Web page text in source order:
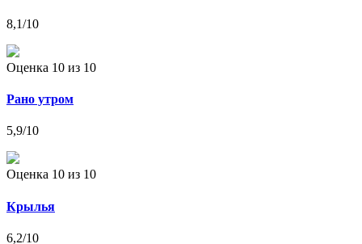
8,1/10
Оценка 10 из 10
Рано утром
5,9/10
Оценка 10 из 10
Крылья
6,2/10